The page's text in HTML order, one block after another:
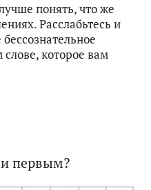
понять, что же
Расслабьтесь и
которое вам
первым?